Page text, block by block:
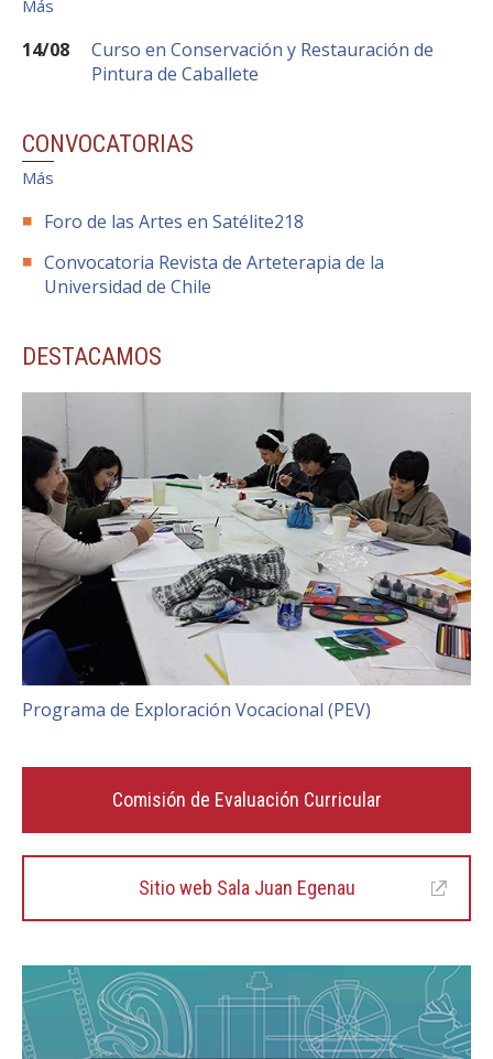
Más
14/08
Curso en Conservación y Restauración de
Pintura de Caballete
CONVOCATORIAS
Más
Foro de las Artes en Satélite218
Convocatoria Revista de Arteterapia de la
Universidad de Chile
DESTACAMOS
Programa de Exploración Vocacional (PEV)
Comisión de Evaluación Curricular
Sitio web Sala Juan Egenau